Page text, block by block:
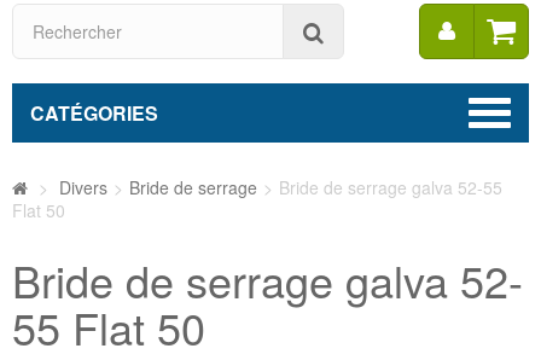
Mon
CATÉGORIES
> Divers > Bride de serrage > Bride de serrage galva 52-55
Flat 50
Bride de serrage galva 52-
55 Flat 50